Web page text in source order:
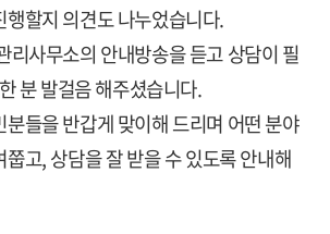
할지 의견도 나누었습니다.
리사무소의 안내방송을 듣고 상담이 필
분 발걸음 해주셨습니다.
들을 반갑게 맞이해 드리며 어떤 분야
고, 상담을 잘 받을 수 있도록 안내해